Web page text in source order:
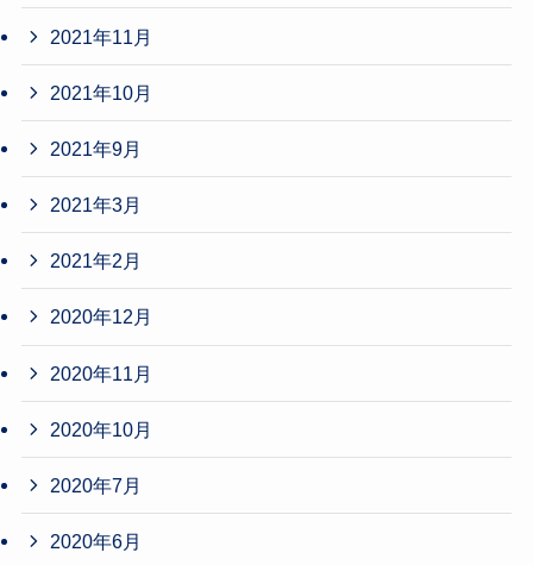
2021年11月
2021年10月
2021年9月
2021年3月
2021年2月
2020年12月
2020年11月
2020年10月
2020年7月
2020年6月